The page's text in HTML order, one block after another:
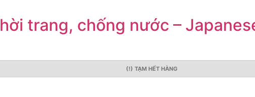
trang, chống nước –
(!) TẠM HẾT HÀNG